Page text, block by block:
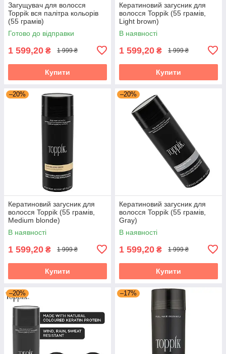
Загущувач для волосся
Toppik вся палітра кольорів
(55 грамів)
Готово до відправки
1 599,20 ₴ 1 999 ₴
Купити
Кератиновий загусник для
волосся Toppik (55 грамів,
Light brown)
В наявності
1 599,20 ₴ 1 999 ₴
Купити
–20%
Кератиновий загусник для
волосся Toppik (55 грамів,
Medium blonde)
В наявності
1 599,20 ₴ 1 999 ₴
Купити
–20%
Кератиновий загусник для
волосся Toppik (55 грамів,
Gray)
В наявності
1 599,20 ₴ 1 999 ₴
Купити
–20% –17%